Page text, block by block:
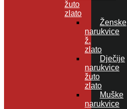
žuto
zlato
Ženske
narukvice
ž.
zlato
Dječije
narukvice
žuto
zlato
Muške
narukvice